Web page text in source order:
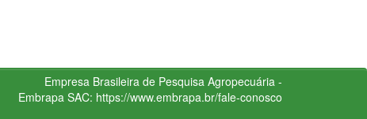
Empresa Brasileira de Pesquisa Agropecuária -
Embrapa SAC: https://www.embrapa.br/fale-conosco